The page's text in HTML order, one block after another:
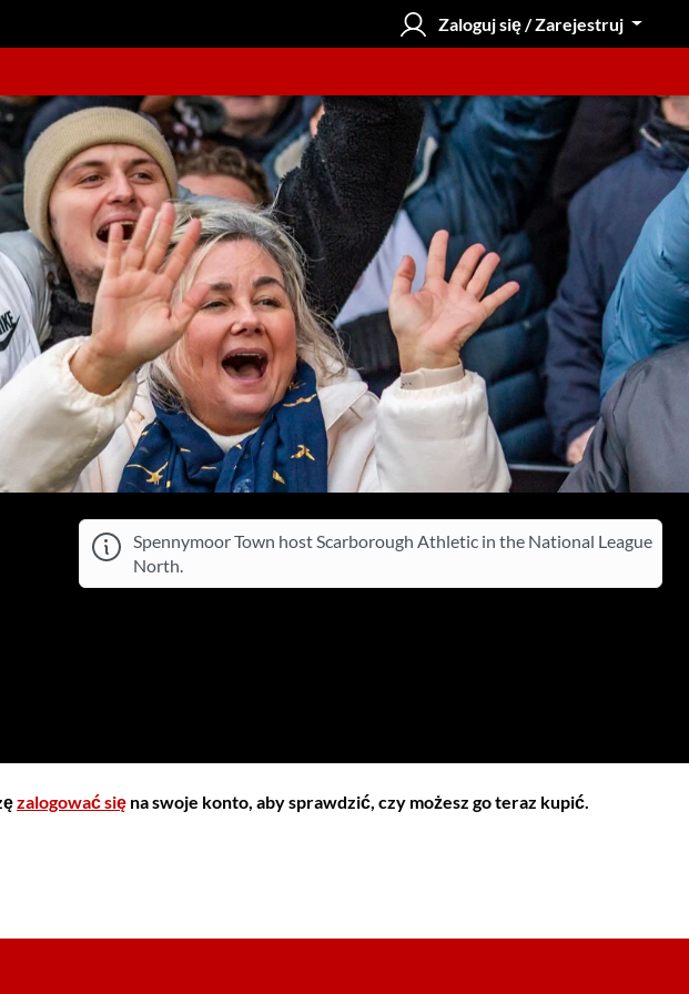
Zaloguj się / Zarejestruj
Spennymoor Town host Scarborough Athletic in the National League
North.
zalogować się na swoje konto, aby sprawdzić, czy możesz go teraz kupić.